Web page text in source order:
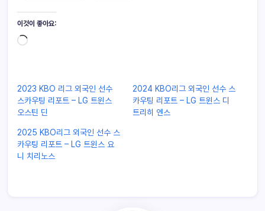
이것이 좋아요:
2023 KBO 리그 외국인 선수
스카우팅 리포트 – LG 트윈스
오스틴 딘
2024 KBO리그 외국인 선수 스
카우팅 리포트 – LG 트윈스 디
트리히 엔스
2025 KBO리그 외국인 선수 스
카우팅 리포트 – LG 트윈스 요
니 치리노스